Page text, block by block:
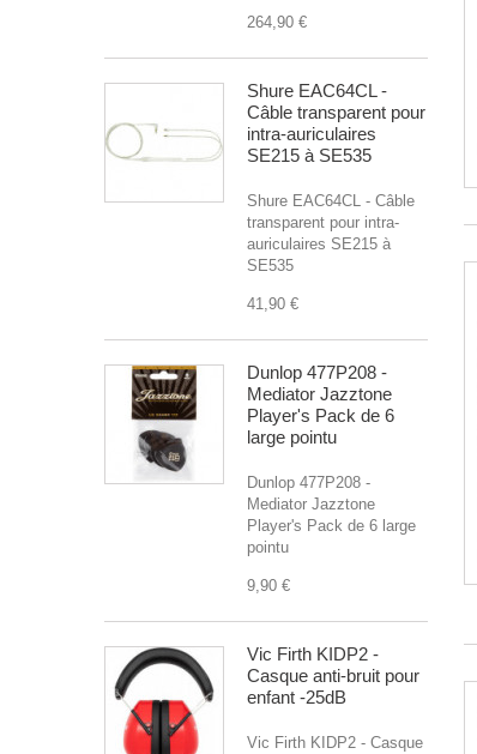
264,90 €
Shure EAC64CL -
Câble transparent pour
intra-auriculaires
SE215 à SE535
Shure EAC64CL - Câble
transparent pour intra-
auriculaires SE215 à
SE535
41,90 €
Dunlop 477P208 -
Mediator Jazztone
Player's Pack de 6
large pointu
Dunlop 477P208 -
Mediator Jazztone
Player's Pack de 6 large
pointu
9,90 €
Vic Firth KIDP2 -
Casque anti-bruit pour
enfant -25dB
Vic Firth KIDP2 - Casque